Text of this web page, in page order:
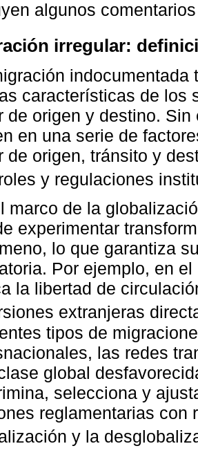
algunos
irregular:
características de los
de origen y destino.
en una serie de
de origen, tránsito y
y regulaciones
marco de la
experimentar
lo que garantiza
Por ejemplo, en
la libertad de
extranjeras
tipos de
las redes
global
selecciona y
reglamentarias con
y la